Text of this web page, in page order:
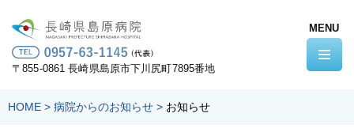
コ
ン
ン
〒855-0861 長崎県島原市下川尻町7895番地
MENU
HOME > 病院からのお知らせ > お知らせ